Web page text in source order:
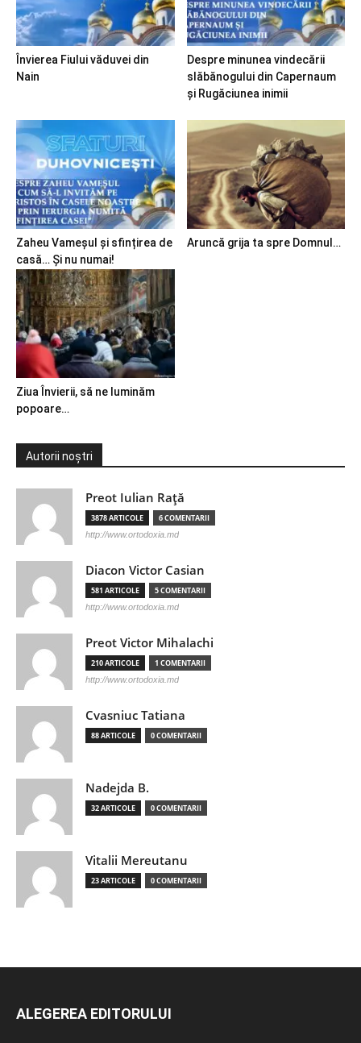
Învierea Fiului văduvei din
Nain
Despre minunea vindecării
slăbănogului din Capernaum
și Rugăciunea inimii
Zaheu Vameșul și sfințirea de
casă… Și nu numai!
Aruncă grija ta spre Domnul…
Ziua Învierii, să ne luminăm
popoare…
Autorii noștri
Preot Iulian Raţă
3878 ARTICOLE 6 COMENTARII
http://www.ortodoxia.md
Diacon Victor Casian
581 ARTICOLE 5 COMENTARII
http://www.ortodoxia.md
Preot Victor Mihalachi
210 ARTICOLE 1 COMENTARII
http://www.ortodoxia.md
Cvasniuc Tatiana
88 ARTICOLE 0 COMENTARII
Nadejda B.
32 ARTICOLE 0 COMENTARII
Vitalii Mereutanu
23 ARTICOLE 0 COMENTARII
ALEGEREA EDITORULUI